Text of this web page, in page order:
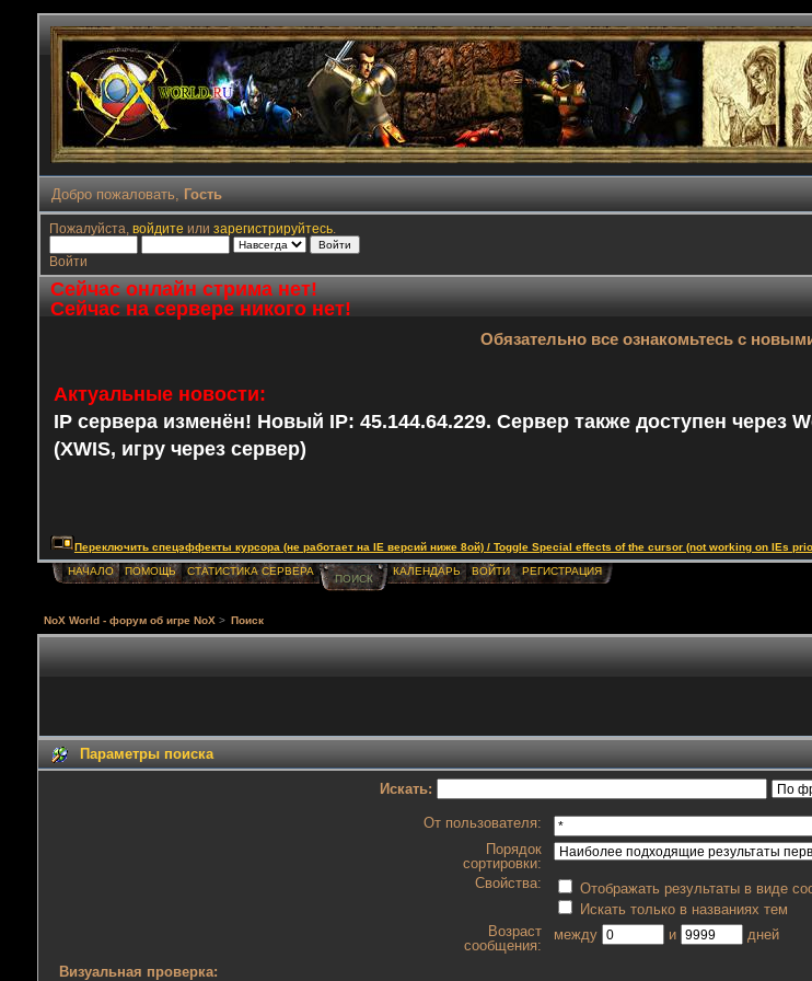
Добро пожаловать, Гость
Пожалуйста, войдите или зарегистрируйтесь.
Войти
Сейчас онлайн стрима нет!
Сейчас на сервере никого нет!
Обязательно все ознакомьтесь с
Актуальные новости:
IP сервера изменён! Новый IP: 45.144.64.229. Сервер также доступен через
(XWIS, игру через сервер)
Переключить спецэффекты курсора (не работает на IE версий ниже 8ой) / Toggle Special effects of the cursor (not working on IEs
НАЧАЛО ПОМОЩЬ СТАТИСТИКА СЕРВЕРА
ПОИСК
КАЛЕНДАРЬ ВОЙТИ РЕГИСТРАЦИЯ
NoX World - форум об игре NoX > Поиск
Параметры поиска
Искать:
От пользователя:
Порядок
сортировки:
Свойства:
Отображать результаты в виде
Искать только в названиях тем
Возраст
сообщения:
между и дней
Визуальная проверка: